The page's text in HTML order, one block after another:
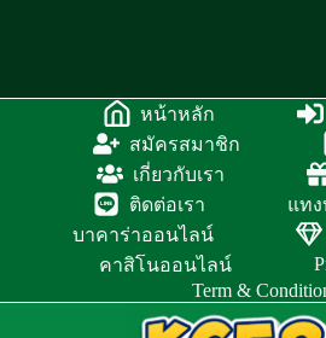
หน้าหลัก
สมัครสมาชิก
เกี่ยวกับเรา
ติดต่อเรา
แท
บาคาร่าออนไลน์
คาสิโนออนไลน์
Term &